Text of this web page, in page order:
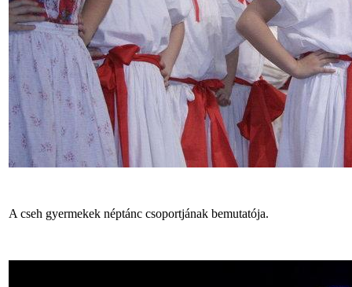
A cseh gyermekek néptánc csoportjának bemutatója.